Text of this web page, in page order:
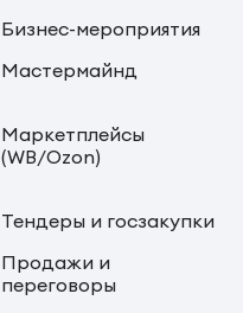
Бизнес-мероприятия
Мастермайнд
Маркетплейсы
(WB/Ozon)
Тендеры и госзакупки
Продажи и
переговоры